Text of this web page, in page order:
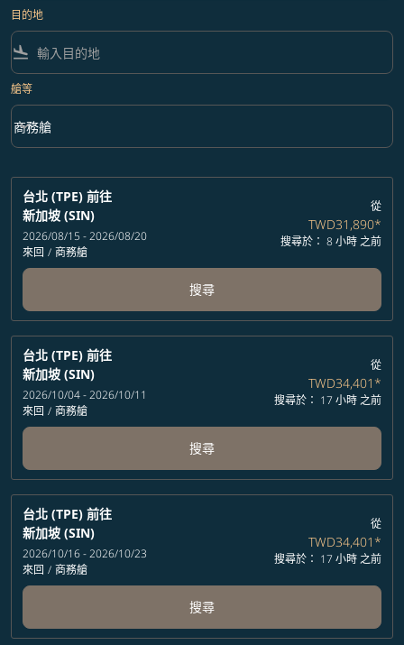
目的地
flight_land
艙等
艙等 option 商務艙 Selected
商務艙
keyboard_arrow_down
台北 (TPE) 前往
新加坡 (SIN)
2026/08/15 - 2026/08/20
來回 / 商務艙
從
TWD31,890*
搜尋於： 8 小時 之前
搜尋
台北 (TPE) 前往
新加坡 (SIN)
2026/10/04 - 2026/10/11
來回 / 商務艙
從
TWD34,401*
搜尋於： 17 小時 之前
搜尋
台北 (TPE) 前往
新加坡 (SIN)
2026/10/16 - 2026/10/23
來回 / 商務艙
從
TWD34,401*
搜尋於： 17 小時 之前
搜尋